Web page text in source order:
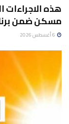
هذه
مسكن ضمن